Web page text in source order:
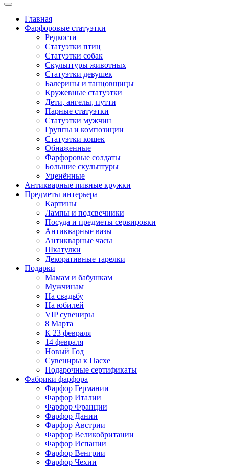
Главная
Фарфоровые статуэтки
Редкости
Cтатуэтки птиц
Cтатуэтки собак
Скульптуры животных
Статуэтки девушек
Балерины и танцовщицы
Кружевные статуэтки
Дети, ангелы, путти
Парные статуэтки
Статуэтки мужчин
Группы и композиции
Статуэтки кошек
Обнаженные
Фарфоровые солдаты
Большие скульптуры
Уценённые
Антикварные пивные кружки
Предметы интерьера
Картины
Лампы и подсвечники
Посуда и предметы сервировки
Антикварные вазы
Антикварные часы
Шкатулки
Декоративные тарелки
Подарки
Мамам и бабушкам
Мужчинам
На свадьбу
На юбилей
VIP сувениры
8 Марта
К 23 февраля
14 февраля
Новый Год
Сувениры к Пасхе
Подарочные сертификаты
Фабрики фарфора
Фарфор Германии
Фарфор Италии
Фарфор Франции
Фарфор Дании
Фарфор Австрии
Фарфор Великобритании
Фарфор Испании
Фарфор Венгрии
Фарфор Чехии